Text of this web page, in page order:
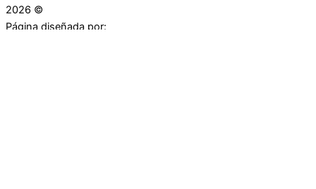
2026 ©
Página diseñada por: